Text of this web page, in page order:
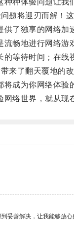
种体验问题让我
将迎刃而解！这
独享的网络加
地进行网络游
待时间；在线
了翻天覆地的改
成为你网络体验
络世界，就从现
妥善解决，让我能够放心